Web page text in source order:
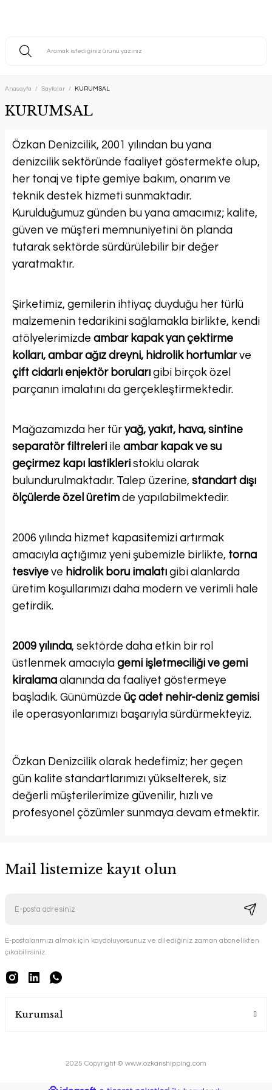
Anasayfa Sayfalar KURUMSAL
KURUMSAL
Özkan Denizcilik, 2001 yılından bu yana
denizcilik sektöründe faaliyet göstermekte olup,
her tonaj ve tipte gemiye bakım, onarım ve
teknik destek hizmeti sunmaktadır.
Kurulduğumuz günden bu yana amacımız; kalite,
güven ve müşteri memnuniyetini ön planda
tutarak sektörde sürdürülebilir bir değer
yaratmaktır.
Şirketimiz, gemilerin ihtiyaç duyduğu her türlü
malzemenin tedarikini sağlamakla birlikte, kendi
atölyelerimizde ambar kapak yan çektirme
kolları, ambar ağız dreyni, hidrolik hortumlarve
çift cidarlı enjektör boruları gibi birçok özel
parçanın imalatını da gerçekleştirmektedir.
Mağazamızda her tür yağ, yakıt, hava, sintine
separatör filtreleri ile ambar kapak ve su
geçirmez kapı lastikleri stoklu olarak
bulundurulmaktadır. Talep üzerine, standart dışı
ölçülerde özel üretim de yapılabilmektedir.
2006 yılında hizmet kapasitemizi artırmak
amacıyla açtığımız yeni şubemizle birlikte, torna
tesviye ve hidrolik boru imalatı gibi alanlarda
üretim koşullarımızı daha modern ve verimli hale
getirdik.
2009 yılında, sektörde daha etkin bir rol
üstlenmek amacıyla gemi işletmeciliği ve gemi
kiralama alanında da faaliyet göstermeye
başladık. Günümüzde üç adet nehir-deniz gemisi
ile operasyonlarımızı başarıyla sürdürmekteyiz.
Özkan Denizcilik olarak hedefimiz; her geçen
gün kalite standartlarımızı yükselterek, siz
değerli müşterilerimize güvenilir, hızlı ve
profesyonel çözümler sunmaya devam etmektir.
Mail listemize kayıt olun
E-postalarımızı almak için kaydoluyorsunuz ve dilediğiniz zaman abonelikten
çıkabilirsiniz.
Kurumsal
2025 Copyright © www.ozkanshipping.com